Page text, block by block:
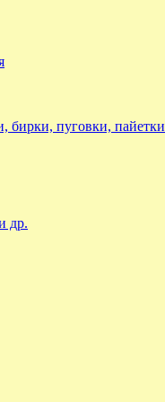
бирки, пуговки, пайетки
др.